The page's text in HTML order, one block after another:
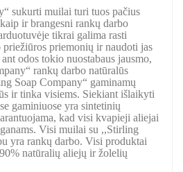
sukurti muilai turi tuos pačius
ir brangesni rankų darbo
tikrai galima rasti
priemonių ir naudoti jas
odos tokio nuostabaus jausmo,
rankų darbo natūralūs
Soap Company“ gaminamų
ir tinka visiems. Siekiant išlaikyti
gaminiuose yra sintetinių
kad visi kvapieji aliejai
Visi muilai su ,,Stirling
yra rankų darbo. Visi produktai
natūralių aliejų ir žolelių